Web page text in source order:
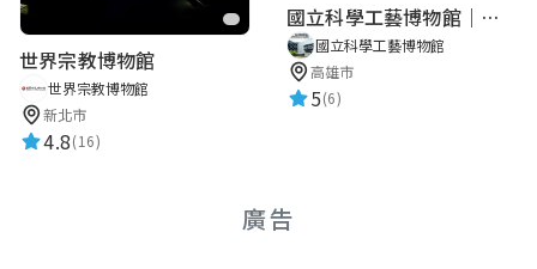
世界宗教博物館
世界宗教博物館
新北市
4.8(16)
國立科學工藝博物館｜華語智慧導覽
國立科學工藝博物館
高雄市
5(6)
廣告